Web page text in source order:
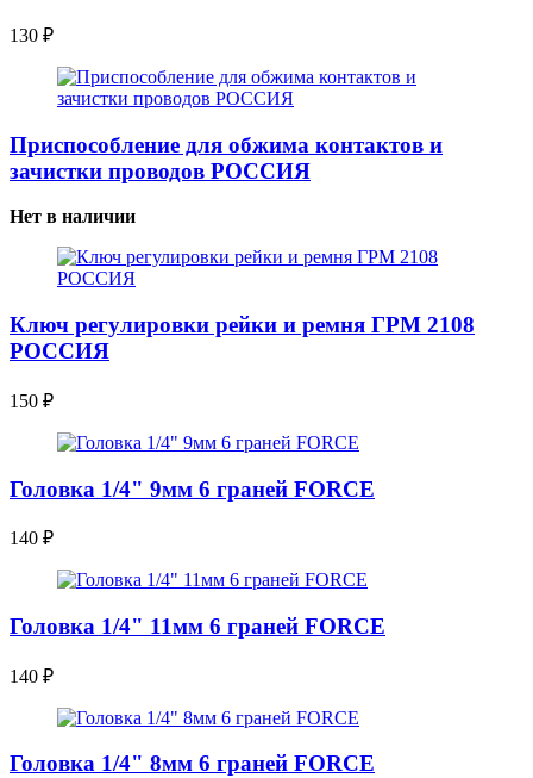
130 ₽
Приспособление для обжима контактов и
зачистки проводов РОССИЯ
Нет в наличии
Ключ регулировки рейки и ремня ГРМ 2108
РОССИЯ
150 ₽
Головка 1/4" 9мм 6 граней FORCE
140 ₽
Головка 1/4" 11мм 6 граней FORCE
140 ₽
Головка 1/4" 8мм 6 граней FORCE